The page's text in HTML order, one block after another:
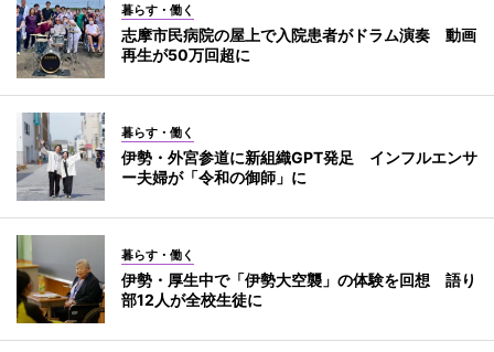
暮らす・働く
志摩市民病院の屋上で入院患者がドラム演奏 動画
再生が50万回超に
暮らす・働く
伊勢・外宮参道に新組織GPT発足 インフルエンサ
ー夫婦が「令和の御師」に
暮らす・働く
伊勢・厚生中で「伊勢大空襲」の体験を回想 語り
部12人が全校生徒に